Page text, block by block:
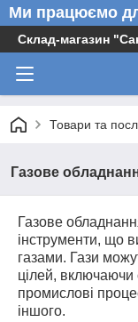
Ми працюємо
Склад-магазин
Товари та
Газове
Газове
інструменти, що
газами. Гази
цілей, включаючи
промислові
іншого.